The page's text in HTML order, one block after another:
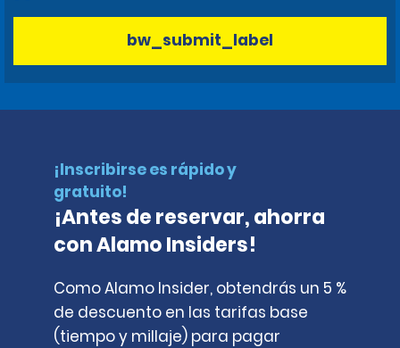
bw_submit_label
¡Inscribirse es rápido y
gratuito!
¡Antes de reservar, ahorra
con Alamo Insiders!
Como Alamo Insider, obtendrás un 5 %
de descuento en las tarifas base
(tiempo y millaje) para pagar